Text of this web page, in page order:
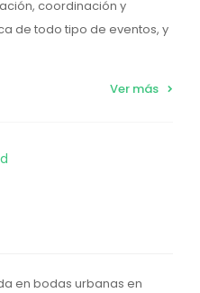
coordinación y
de todo tipo de eventos, y
Ver más
en bodas urbanas en